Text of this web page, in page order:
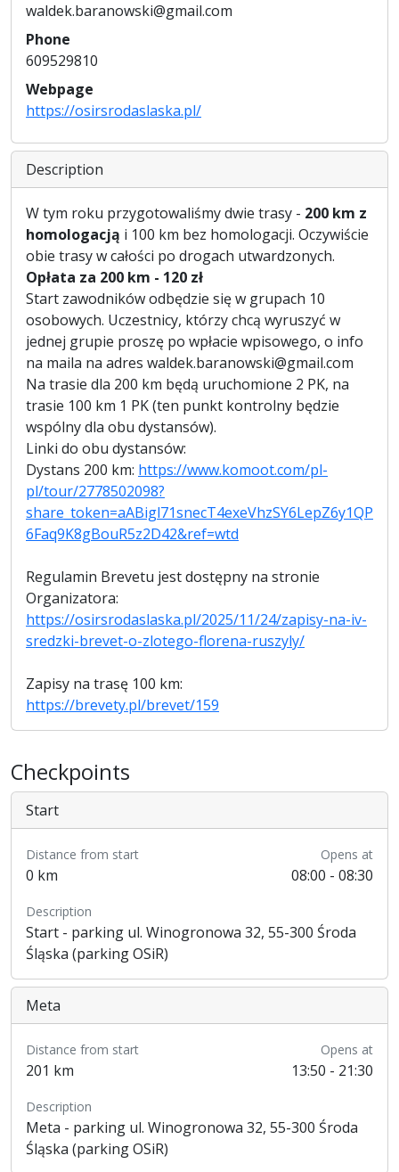
waldek.baranowski@gmail.com
Phone
609529810
Webpage
https://osirsrodaslaska.pl/
Description
W tym roku przygotowaliśmy dwie trasy - 200 km z
homologacją i 100 km bez homologacji. Oczywiście
obie trasy w całości po drogach utwardzonych.
Opłata za 200 km - 120 zł
Start zawodników odbędzie się w grupach 10
osobowych. Uczestnicy, którzy chcą wyruszyć w
jednej grupie proszę po wpłacie wpisowego, o info
na maila na adres waldek.baranowski@gmail.com
Na trasie dla 200 km będą uruchomione 2 PK, na
trasie 100 km 1 PK (ten punkt kontrolny będzie
wspólny dla obu dystansów).
Linki do obu dystansów:
Dystans 200 km: https://www.komoot.com/pl-
pl/tour/2778502098?
share_token=aABigl71snecT4exeVhzSY6LepZ6y1QP
6Faq9K8gBouR5z2D42&ref=wtd
Regulamin Brevetu jest dostępny na stronie
Organizatora:
https://osirsrodaslaska.pl/2025/11/24/zapisy-na-iv-
sredzki-brevet-o-zlotego-florena-ruszyly/
Zapisy na trasę 100 km:
https://brevety.pl/brevet/159
Checkpoints
Start
Distance from start
0 km
Opens at
08:00 - 08:30
Description
Start - parking ul. Winogronowa 32, 55-300 Środa
Śląska (parking OSiR)
Meta
Distance from start
201 km
Opens at
13:50 - 21:30
Description
Meta - parking ul. Winogronowa 32, 55-300 Środa
Śląska (parking OSiR)